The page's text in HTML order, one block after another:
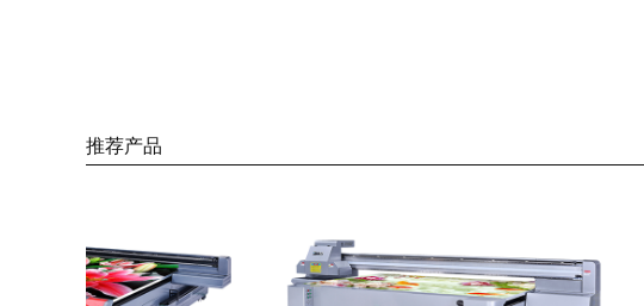
推荐产品